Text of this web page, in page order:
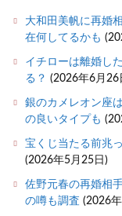
大和田美帆に再婚
在何してるかも
イチローは離婚し
る？ (2026年6月26
銀のカメレオン座
の良いタイプも
宝くじ当たる前兆
(2026年5月25日)
佐野元春の再婚相
の噂も調査 (2026